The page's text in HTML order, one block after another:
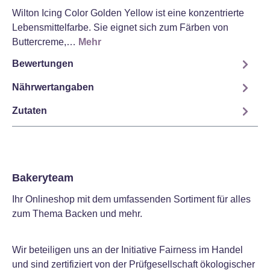
Wilton Icing Color Golden Yellow ist eine konzentrierte
Lebensmittelfarbe. Sie eignet sich zum Färben von
Buttercreme,… Mehr
Bewertungen
Nährwertangaben
Zutaten
Bakeryteam
Ihr Onlineshop mit dem umfassenden Sortiment für alles
zum Thema Backen und mehr.
Wir beteiligen uns an der Initiative Fairness im Handel
und sind zertifiziert von der Prüfgesellschaft ökologischer